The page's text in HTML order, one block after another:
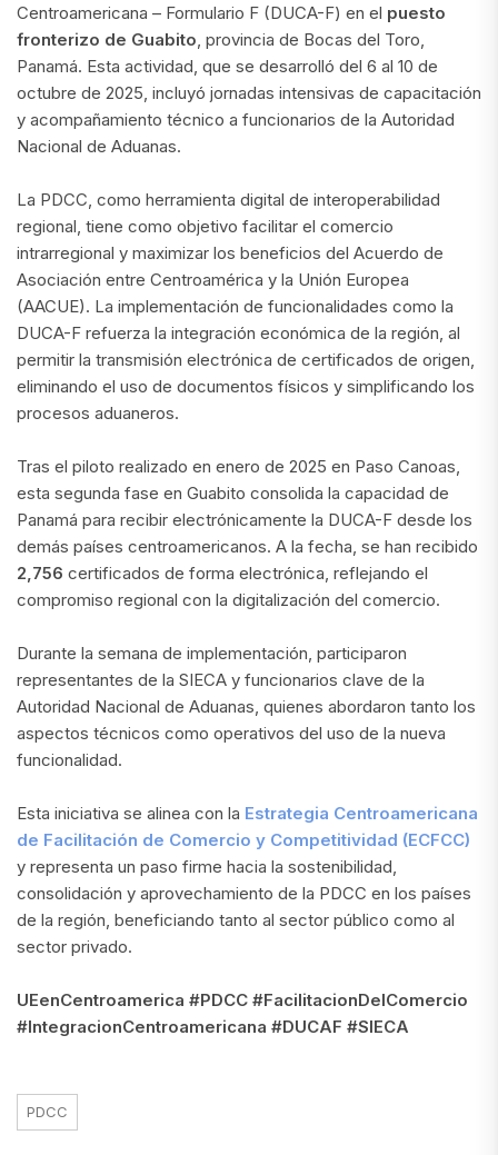
Centroamericana – Formulario F (DUCA-F) en el puesto
fronterizo de Guabito , provincia de Bocas del Toro,
Panamá. Esta actividad, que se desarrolló del 6 al 10 de
octubre de 2025, incluyó jornadas intensivas de capacitación
y acompañamiento técnico a funcionarios de la Autoridad
Nacional de Aduanas.
La PDCC, como herramienta digital de interoperabilidad
regional, tiene como objetivo facilitar el comercio
intrarregional y maximizar los beneficios del Acuerdo de
Asociación entre Centroamérica y la Unión Europea
(AACUE). La implementación de funcionalidades como la
DUCA-F refuerza la integración económica de la región, al
permitir la transmisión electrónica de certificados de origen,
eliminando el uso de documentos físicos y simplificando los
procesos aduaneros.
Tras el piloto realizado en enero de 2025 en Paso Canoas,
esta segunda fase en Guabito consolida la capacidad de
Panamá para recibir electrónicamente la DUCA-F desde los
demás países centroamericanos. A la fecha, se han recibido
2,756 certificados de forma electrónica, reflejando el
compromiso regional con la digitalización del comercio.
Durante la semana de implementación, participaron
representantes de la SIECA y funcionarios clave de la
Autoridad Nacional de Aduanas, quienes abordaron tanto los
aspectos técnicos como operativos del uso de la nueva
funcionalidad.
Esta iniciativa se alinea con la Estrategia Centroamericana
de Facilitación de Comercio y Competitividad (ECFCC)
y representa un paso firme hacia la sostenibilidad,
consolidación y aprovechamiento de la PDCC en los países
de la región, beneficiando tanto al sector público como al
sector privado.
UEenCentroamerica #PDCC #FacilitacionDelComercio
#IntegracionCentroamericana #DUCAF #SIECA
PDCC